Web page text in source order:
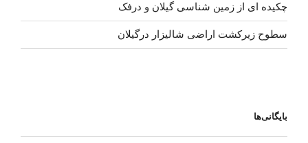
چکیده ای از زمین شناسی گیلان و درفک
سطوح زیرکشت اراضی شالیزار درگیلان
بایگانی‌ها